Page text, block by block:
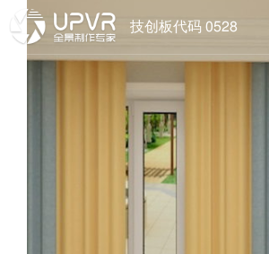
技创板代码 0528